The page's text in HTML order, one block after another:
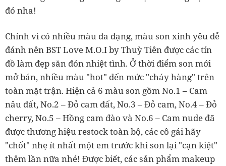
đó nha!
Chính vì có nhiều màu đa dạng, màu son xinh yêu dễ
đánh nên BST Love M.O.I by Thuỳ Tiên được các tín
đồ làm đẹp săn đón nhiệt tình. Ở thời điểm son mới
mở bán, nhiều màu "hot" đến mức "cháy hàng" trên
toàn mặt trận. Hiện cả 6 màu son gồm No.1 – Cam
nâu đất, No.2 – Đỏ cam đất, No.3 – Đỏ cam, No.4 – Đỏ
cherry, No.5 – Hồng cam đào và No.6 – Cam nude đã
được thương hiệu restock toàn bộ, các cô gái hãy
"chốt" nhẹ ít nhất một em trước khi son lại "cạn kiệt"
thêm lần nữa nhé! Được biết, các sản phẩm makeup